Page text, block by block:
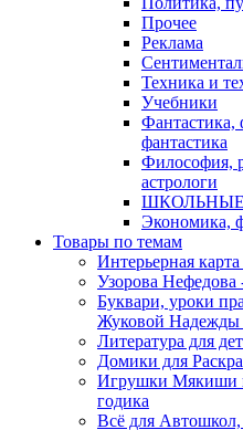
Прочее
Реклама
Техника и
Учебники
Фантастика,
фантастика
Философия,
астрологи
Экономика,
Товары по темам
Интерьерная
Узорова Нефедова
Буквари, уроки
Жуковой Надежды
Литература для
Домики для
Игрушки Мякиши
годика
Всё для